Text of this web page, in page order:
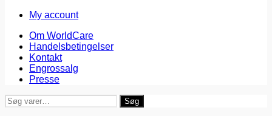
My account
Om WorldCare
Handelsbetingelser
Kontakt
Engrossalg
Presse
Søg
efter:
Søg